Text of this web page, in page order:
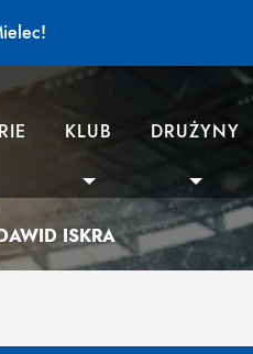
KLUB DRUŻYNY
ISKRA